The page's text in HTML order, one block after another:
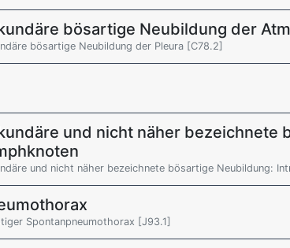
bösartige Neubildung der
bösartige Neubildung der Pleura [C78.2]
und nicht näher bezeichnete
und nicht näher bezeichnete bösartige Neubildung:
Spontanpneumothorax [J93.1]